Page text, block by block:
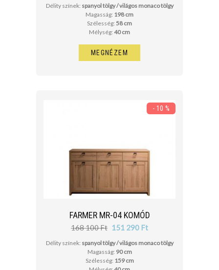
Délity színek: spanyol tölgy / világos monaco tölgy
Magasság: 198 cm
Szélesség: 58 cm
Mélység: 40 cm
MEGNÉZEM
FARMER MR-04 KOMÓD
168 100 Ft 151 290 Ft
- 10 %
Délity színek: spanyol tölgy / világos monaco tölgy
Magasság: 90 cm
Szélesség: 159 cm